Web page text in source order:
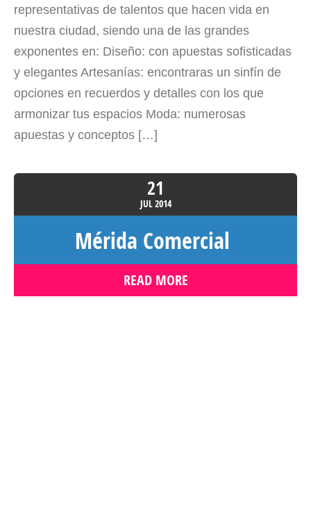
representativas de talentos que hacen vida en
nuestra ciudad, siendo una de las grandes
exponentes en: Diseño: con apuestas sofisticadas
y elegantes Artesanías: encontraras un sinfín de
opciones en recuerdos y detalles con los que
armonizar tus espacios Moda: numerosas
apuestas y conceptos […]
21
JUL2014
Mérida Comercial
READ MORE